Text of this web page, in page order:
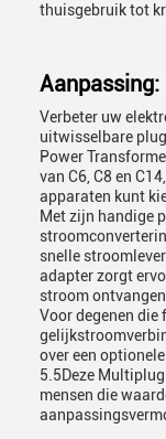
thuisgebruik tot
Aanpassing:
Verbeter uw
uitwisselbare
Power
van C6, C8 en
apparaten kunt
Met zijn handige
snelle
adapter zorgt
stroom
Voor degenen
over een
5.5Deze
mensen die